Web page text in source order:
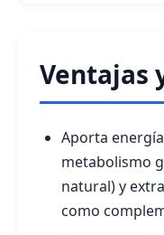
Ventajas
Aporta
metabolismo
natural) y
como